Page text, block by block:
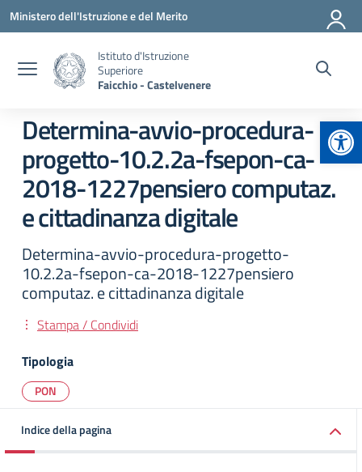
Vai ai contenuti
Vai al menu di navigazione
Vai al footer
Ministero dell'Istruzione e del Merito
Istituto d'Istruzione
Superiore
Faicchio - Castelvenere
Determina-avvio-procedura-
progetto-10.2.2a-fsepon-ca-
2018-1227pensiero computaz.
e cittadinanza digitale
Determina-avvio-procedura-progetto-
10.2.2a-fsepon-ca-2018-1227pensiero
computaz. e cittadinanza digitale
Stampa / Condividi
Tipologia
PON
Indice della pagina